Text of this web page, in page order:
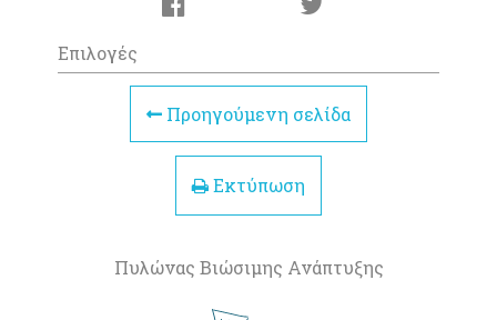
Επιλογές
Προηγούμενη σελίδα
Εκτύπωση
Πυλώνας Βιώσιμης Ανάπτυξης